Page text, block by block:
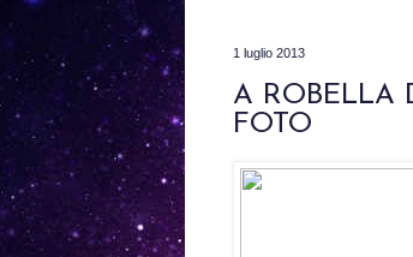
1 luglio 2013
A ROBELLA
FOTO